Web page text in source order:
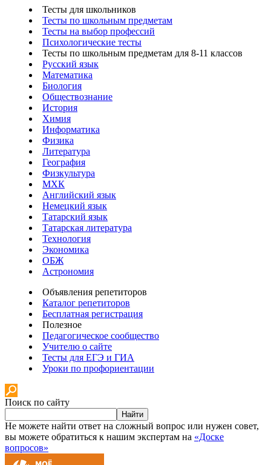
Тесты для школьников
Тесты по школьным предметам
Тесты на выбор профессий
Психологические тесты
Тесты по школьным предметам для 8-11 классов
Русский язык
Математика
Биология
Обществознание
История
Химия
Информатика
Физика
Литература
География
Физкультура
МХК
Английский язык
Немецкий язык
Татарский язык
Татарская литература
Технология
Экономика
ОБЖ
Астрономия
Объявления репетиторов
Каталог репетиторов
Бесплатная регистрация
Полезное
Педагогическое сообщество
Учителю о сайте
Тесты для ЕГЭ и ГИА
Уроки по профориентации
Поиск по сайту
Найти
Не можете найти ответ на сложный вопрос или нужен совет,
вы можете обратиться к нашим экспертам на «Доске
вопросов»